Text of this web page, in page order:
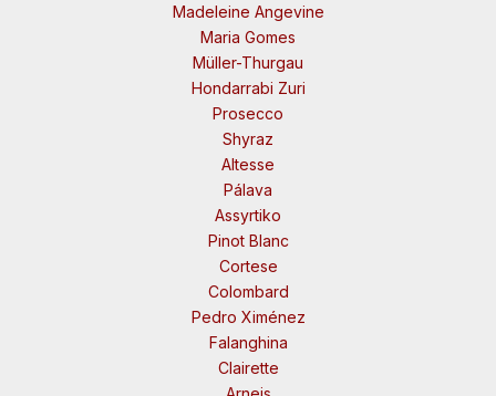
Madeleine Angevine
Maria Gomes
Müller-Thurgau
Hondarrabi Zuri
Prosecco
Shyraz
Altesse
Pálava
Assyrtiko
Pinot Blanc
Cortese
Colombard
Pedro Ximénez
Falanghina
Clairette